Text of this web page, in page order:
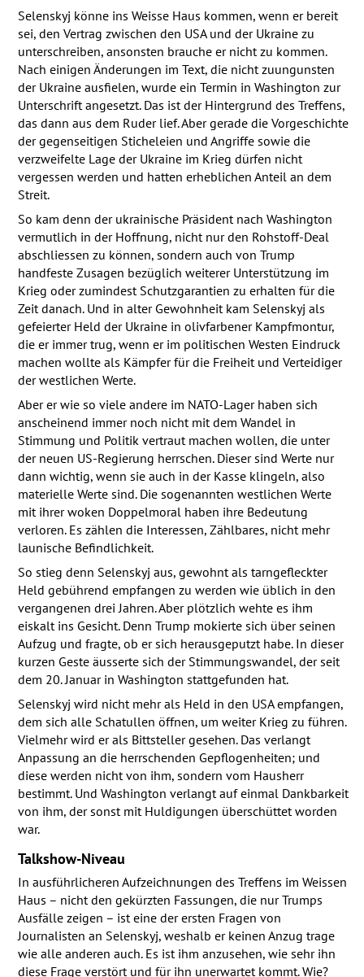
Selenskyj könne ins Weisse Haus kommen, wenn er bereit
sei, den Vertrag zwischen den USAund der Ukraine zu
unterschreiben, ansonsten brauche er nicht zu kommen.
Nach einigen Änderungen im Text, die nicht zuungunsten
der Ukraine ausfielen, wurde ein Termin in Washington zur
Unterschrift angesetzt. Das ist der Hintergrund des Treffens,
das dann aus dem Ruder lief. Aber gerade die Vorgeschichte
der gegenseitigen Sticheleien und Angriffe sowie die
verzweifelte Lage der Ukraine im Krieg dürfen nicht
vergessen werden und hatten erheblichen Anteil an dem
Streit.
So kam denn der ukrainische Präsident nach Washington
vermutlich in der Hoffnung, nicht nur den Rohstoff-Deal
abschliessen zu können, sondern auch von Trump
handfeste Zusagen bezüglich weiterer Unterstützung im
Krieg oder zumindest Schutzgarantien zu erhalten für die
Zeit danach. Und in alter Gewohnheit kam Selenskyj als
gefeierter Held der Ukraine in olivfarbener Kampfmontur,
die er immer trug, wenn er im politischen Westen Eindruck
machen wollte als Kämpfer für die Freiheit und Verteidiger
der westlichen Werte.
Aber er wie so viele andere im NATO-Lager haben sich
anscheinend immer noch nicht mit dem Wandel in
Stimmung und Politik vertraut machen wollen, die unter
der neuen US-Regierung herrschen. Dieser sind Werte nur
dann wichtig, wenn sie auch in der Kasse klingeln, also
materielle Werte sind. Die sogenannten westlichen Werte
mit ihrer woken Doppelmoral haben ihre Bedeutung
verloren. Es zählen die Interessen, Zählbares, nicht mehr
launische Befindlichkeit.
So stieg denn Selenskyj aus, gewohnt als tarngefleckter
Held gebührend empfangen zu werden wie üblich in den
vergangenen drei Jahren. Aber plötzlich wehte es ihm
eiskalt ins Gesicht. Denn Trump mokierte sich über seinen
Aufzug und fragte, ob er sich herausgeputzt habe. In dieser
kurzen Geste äusserte sich der Stimmungswandel, der seit
dem 20. Januar in Washington stattgefunden hat.
Selenskyj wird nicht mehr als Held in den USAempfangen,
dem sich alle Schatullen öffnen, um weiter Krieg zu führen.
Vielmehr wird er als Bittsteller gesehen. Das verlangt
Anpassung an die herrschenden Gepflogenheiten; und
diese werden nicht von ihm, sondern vom Hausherr
bestimmt. Und Washington verlangt auf einmal Dankbarkeit
von ihm, der sonst mit Huldigungen überschüttet worden
war.
Talkshow-Niveau
In ausführlicheren Aufzeichnungen des Treffens im Weissen
Haus – nicht den gekürzten Fassungen, die nur Trumps
Ausfälle zeigen – ist eine der ersten Fragen von
Journalisten an Selenskyj, weshalb er keinen Anzug trage
wie alle anderen auch. Es ist ihm anzusehen, wie sehr ihn
diese Frage verstört und für ihn unerwartet kommt. Wie?